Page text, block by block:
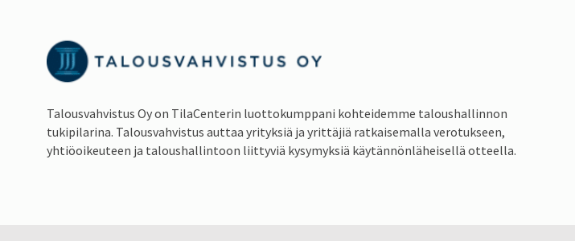
Talousvahvistus Oy on TilaCenterin luottokumppani kohteidemme taloushallinnon
tukipilarina. Talousvahvistus auttaa yrityksiä ja yrittäjiä ratkaisemalla verotukseen,
yhtiöoikeuteen ja taloushallintoon liittyviä kysymyksiä käytännönläheisellä otteella.